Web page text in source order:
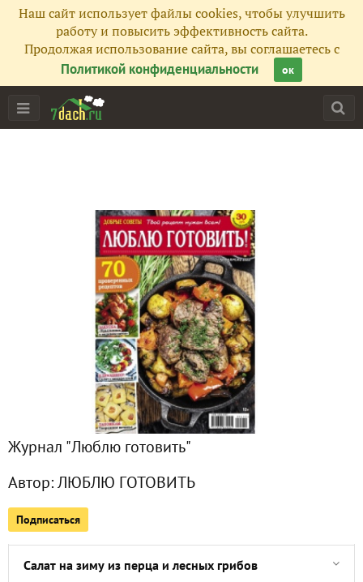
Наш сайт использует файлы cookies, чтобы улучшить
работу и повысить эффективность сайта.
Продолжая использование сайта, вы соглашаетесь с
Политикой конфиденциальности
ок
Журнал "Люблю готовить"
Автор:ЛЮБЛЮ ГОТОВИТЬ
Подписаться
Все публикации
Сейчас обсуждают
Творожник с нектаринами
Баклажанное лечо
Овощной салат с фасолью на зиму
Мастер-класс «Баклажаны в томатном соусе»
Мастер-класс: маринованная капуста со сливами и
Салат на зиму из перца и лесных грибов